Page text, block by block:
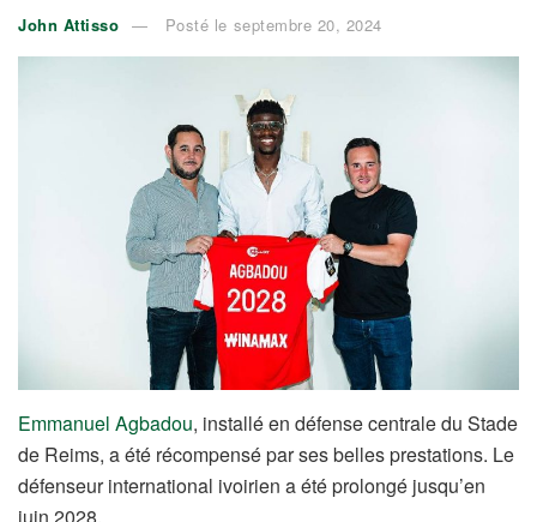
John Attisso Posté le septembre 20, 2024
Emmanuel Agbadou, installé en défense centrale du Stade
de Reims, a été récompensé par ses belles prestations. Le
défenseur international ivoirien a été prolongé jusqu’en